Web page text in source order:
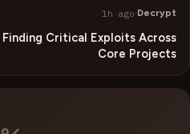
Decrypt
·
1h ago
Finding Critical Exploits Across
Core Projects